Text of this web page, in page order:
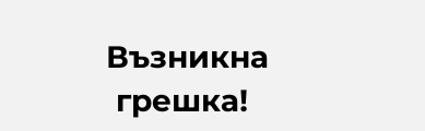
Възникна
грешка!